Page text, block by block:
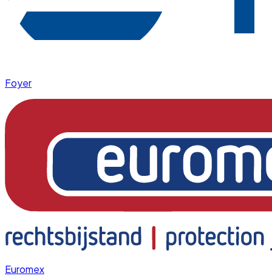
Foyer
Euromex